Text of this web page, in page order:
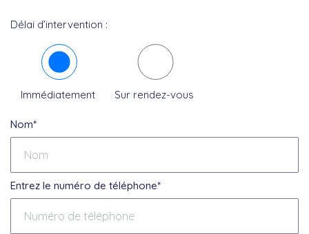
Délai d’intervention :
Immédiatement Sur rendez-vous
Nom*
Entrez le numéro de téléphone*